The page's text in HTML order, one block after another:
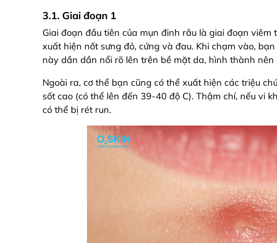
3.1. Giai đoạn 1
Giai đoạn đầu tiên của mụn đinh râu là giai đoạn viêm
xuất hiện nốt sưng đỏ, cứng và đau. Khi chạm vào,
này dần dần nổi rõ lên trên bề mặt da, hình thành
Ngoài ra, cơ thể bạn cũng có thể xuất hiện các triệu
sốt cao (có thể lên đến 39-40 độ C). Thậm chí, nếu vi
có thể bị rét run.